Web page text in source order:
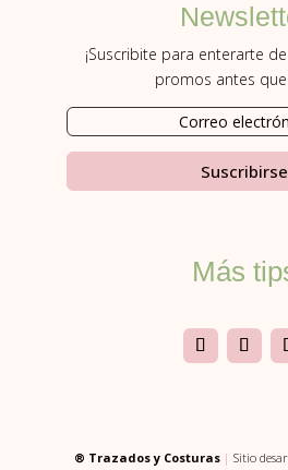
¡Suscribite para enterarte
promos antes
Suscribirse
Más
® Trazados y Costuras | Sitio